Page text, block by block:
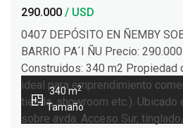
290.000 / USD
0407 DEPÓSITO EN ÑEMBY
BARRIO PA´I ÑU Precio:
Construidos: 340 m2 Propiedad
ideal para emprendimiento
tienda, showroom etc.). Ubicado
sobre avda. Acceso Sur,
340 m2
Tamaño